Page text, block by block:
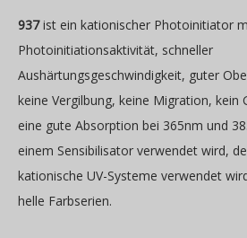
937ist ein kationischer Photoinitiator
Photoinitiationsaktivität, schneller
Aushärtungsgeschwindigkeit, guter
keine Vergilbung, keine Migration, kein
eine gute Absorption bei 365nm und
einem Sensibilisator verwendet wird,
kationische UV-Systeme verwendet
helle Farbserien.